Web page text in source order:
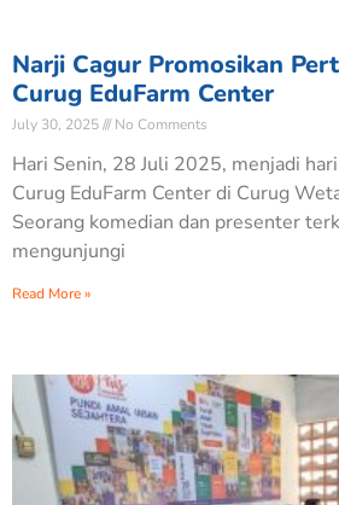
Narji Cagur Promosikan
Curug EduFarm Center
July 30, 2025 No Comments
Hari Senin, 28 Juli 2025, menjadi
Curug EduFarm Center di Curug
Seorang komedian dan presenter
mengunjungi
Read More »